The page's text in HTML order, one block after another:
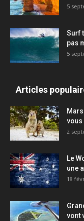
5
Surf
pas
5
Articles
vous
2
Le
une
18
vont